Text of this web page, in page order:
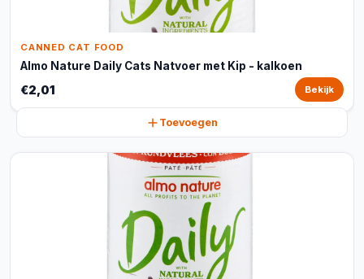
CANNED CAT FOOD
Almo Nature Daily Cats Natvoer met Kip - kalkoen
€2,01 Bekijk
Toevoegen